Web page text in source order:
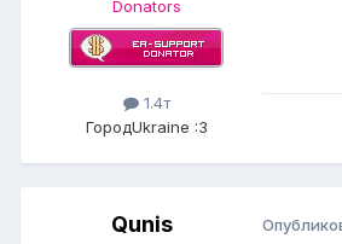
Donators
1.4т
ГородUkraine :3
Qunis